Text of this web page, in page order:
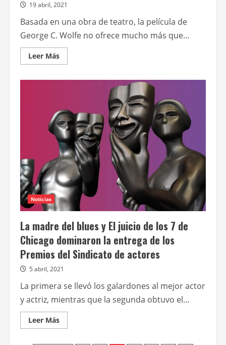
19 abril, 2021
Basada en una obra de teatro, la película de
George C. Wolfe no ofrece mucho más que...
Leer MásLeer
más
Noticias
La madre del blues y El juicio de los 7 de
Chicago dominaron la entrega de los
Premios del Sindicato de actores
5 abril, 2021
La primera se llevó los galardones al mejor actor
y actriz, mientras que la segunda obtuvo el...
Leer MásLeer
más